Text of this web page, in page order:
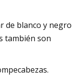
de blanco y negro
también son